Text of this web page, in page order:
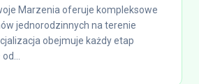
Marzenia oferuje kompleksowe
jednorodzinnych na terenie
obejmuje każdy etap